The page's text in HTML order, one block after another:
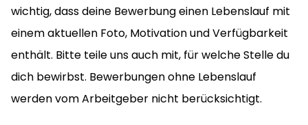
wichtig, dass deine Bewerbung einen Lebenslauf mit
einem aktuellen Foto, Motivation und Verfügbarkeit
enthält. Bitte teile uns auch mit, für welche Stelle du
dich bewirbst. Bewerbungen ohne Lebenslauf
werden vom Arbeitgeber nicht berücksichtigt.